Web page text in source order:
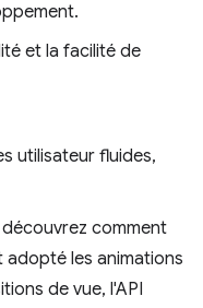
et la facilité de
utilisateur fluides,
comment
les animations
de vue, l'API